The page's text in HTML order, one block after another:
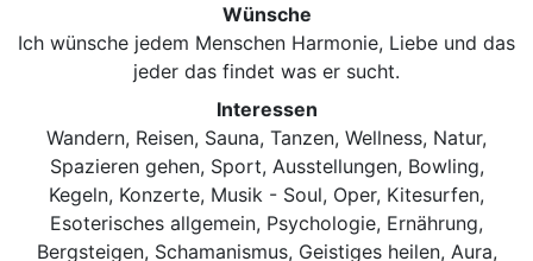
Wünsche
Ich wünsche jedem Menschen Harmonie, Liebe und das
jeder das findet was er sucht.
Interessen
Wandern, Reisen, Sauna, Tanzen, Wellness, Natur,
Spazieren gehen, Sport, Ausstellungen, Bowling,
Kegeln, Konzerte, Musik - Soul, Oper, Kitesurfen,
Esoterisches allgemein, Psychologie, Ernährung,
Bergsteigen, Schamanismus, Geistiges heilen, Aura,